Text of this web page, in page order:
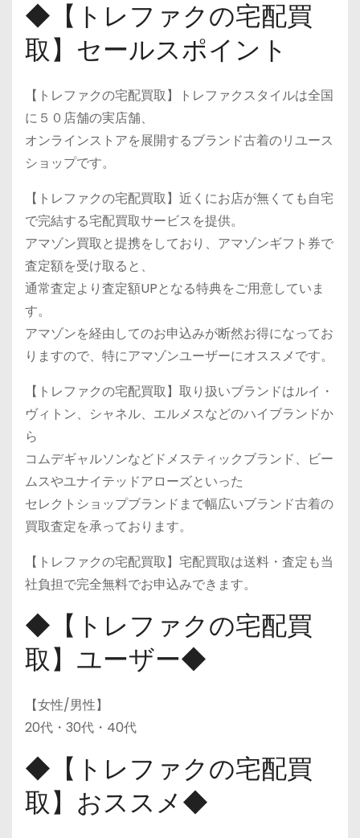
◆【トレファクの宅配買
取】セールスポイント
【トレファクの宅配買取】トレファクスタイルは全国
に５０店舗の実店舗、
オンラインストアを展開するブランド古着のリユース
ショップです。
【トレファクの宅配買取】近くにお店が無くても自宅
で完結する宅配買取サービスを提供。
アマゾン買取と提携をしており、アマゾンギフト券で
査定額を受け取ると、
通常査定より査定額UPとなる特典をご用意していま
す。
アマゾンを経由してのお申込みが断然お得になってお
りますので、特にアマゾンユーザーにオススメです。
【トレファクの宅配買取】取り扱いブランドはルイ・
ヴィトン、シャネル、エルメスなどのハイブランドか
ら
コムデギャルソンなどドメスティックブランド、ビー
ムスやユナイテッドアローズといった
セレクトショップブランドまで幅広いブランド古着の
買取査定を承っております。
【トレファクの宅配買取】宅配買取は送料・査定も当
社負担で完全無料でお申込みできます。
◆【トレファクの宅配買
取】ユーザー◆
【女性/男性】
20代・30代・40代
◆【トレファクの宅配買
取】おススメ◆